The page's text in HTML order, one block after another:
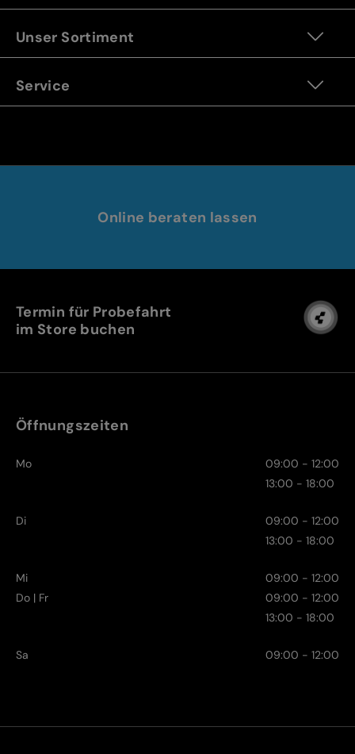
Unser Sortiment
Service
Online beraten lassen
Termin für Probefahrt
im Store buchen
Öffnungszeiten
Mo
09:00 - 12:00
13:00 - 18:00
Di
09:00 - 12:00
13:00 - 18:00
Mi
09:00 - 12:00
Do | Fr
09:00 - 12:00
13:00 - 18:00
Sa 09:00 - 12:00